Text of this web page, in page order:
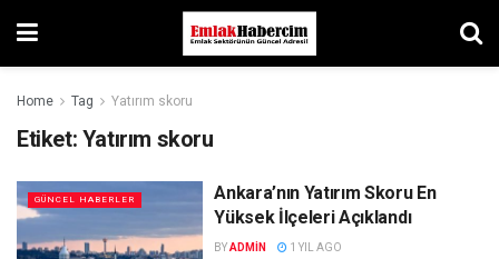
Home Tag Yatırım skoru
Etiket: Yatırım skoru
GÜNCEL HABERLER
Ankara’nın Yatırım Skoru En
Yüksek İlçeleri Açıklandı
BYADMIN 1 YIL AGO